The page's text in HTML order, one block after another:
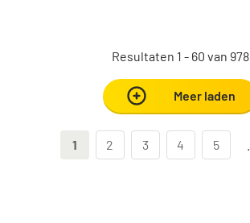
Resultaten 1 - 60 van 978
Meer laden
1 2 3 4 5